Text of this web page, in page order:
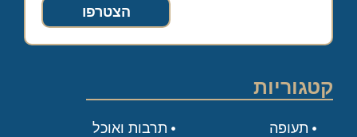
הצטרפו
קטגוריות
תעופה
תרבות ואוכל